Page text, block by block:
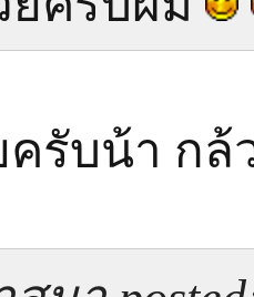
รับน้า กล้